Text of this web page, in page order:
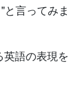
言ってみま
語の表現を